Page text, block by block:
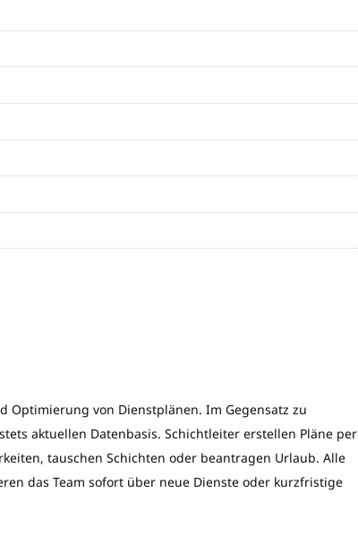
Optimierung von Dienstplänen. Im Gegensatz zu
aktuellen Datenbasis. Schichtleiter erstellen Pläne per
tauschen Schichten oder beantragen Urlaub. Alle
das Team sofort über neue Dienste oder kurzfristige